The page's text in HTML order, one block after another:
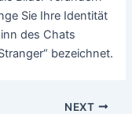
Sie Ihre Identität
des Chats
bezeichnet.
NEXT